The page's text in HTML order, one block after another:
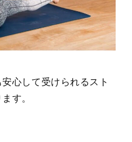
心して受けられるスト
す。